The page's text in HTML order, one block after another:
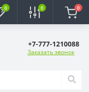
0 0 0
+7-777-1210088
Заказать звонок